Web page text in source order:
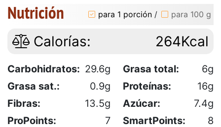
Nutrición para 1 porción / para 100 g
Calorías: 264Kcal
Carbohidratos: 29.6g Grasa total:
6g
Grasa sat.:
0.9g Proteínas:
16g
Fibras:
13.5g Azúcar:
7.4g
ProPoints:
7 SmartPoints: 8